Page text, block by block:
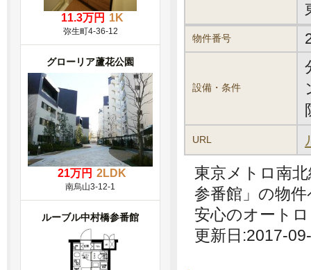
物件番号
設備・条件
URL
東京メトロ南
参番館」の物
安心のオート
更新日:2017-
11.3万円 1K
弥生町4-36-12
グローリア蘆花公園
21万円 2LDK
南烏山3-12-1
ルーブル中村橋参番館